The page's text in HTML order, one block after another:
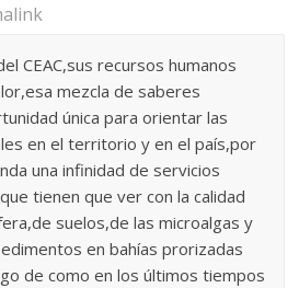
CEAC,sus recursos humanos
mezcla de saberes
única para orientar las
en el territorio y en el país,por
una infinidad de servicios
tienen que ver con la calidad
suelos,de las microalgas y
en bahías prorizadas
de como en los últimos tiempos